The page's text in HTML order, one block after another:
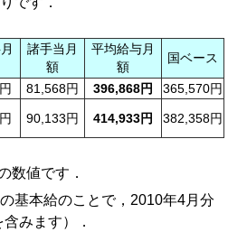
諸手当月
額
平均給与月
額
国ベース
81,568円 396,868円
365,570円
90,133円 414,933円 382,358円
数値です．
基本給のことで，2010年4月分
みます）．